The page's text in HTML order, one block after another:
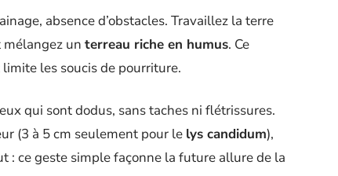
absence d’obstacles. Travaillez la terre
mélangez un terreau riche en humus. Ce
les soucis de pourriture.
qui sont dodus, sans taches ni flétrissures.
(3 à 5 cm seulement pour le lys candidum),
: ce geste simple façonne la future allure de la